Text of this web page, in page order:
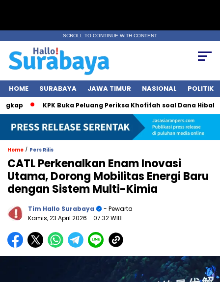
SCROLL TO CONTINUE WITH CONTENT
HOME SURABAYA JAWA TIMUR NASIONAL POLITIK
KPK Buka Peluang Periksa Khofifah soal Dana Hibah Jatim
Home / Pers Rilis
CATL Perkenalkan Enam Inovasi
Utama, Dorong Mobilitas Energi Baru
dengan Sistem Multi-Kimia
Tim Hallo Surabaya
- Pewarta
Kamis, 23 April 2026 - 07:32 WIB